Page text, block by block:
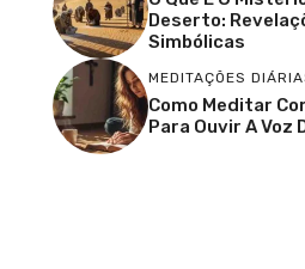
Deserto:
Simbólicas
MEDITAÇÕES
Como Meditar
Para Ouvir A Voz